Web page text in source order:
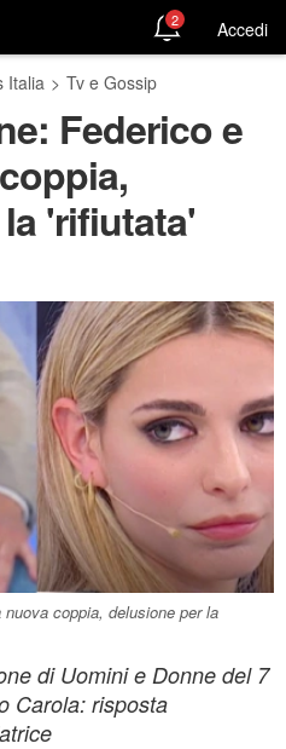
2 Accedi
Italia > Tv e Gossip
Federico e
'rifiutata'
coppia, delusione per la
di Uomini e Donne del 7
Carola: risposta